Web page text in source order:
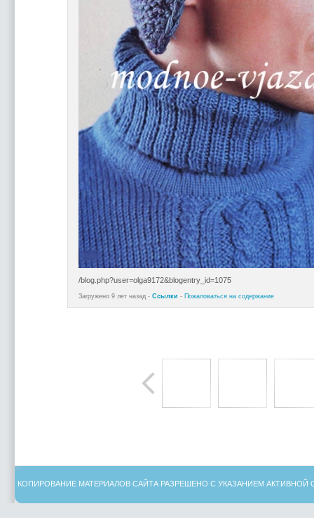
/blog.php?user=olga9172&blogentry_id=1075
Загружено 9 лет назад - Ссылки - Пожаловаться на содержание
КОПИРОВАНИЕ МАТЕРИАЛОВ САЙТА РАЗРЕШЕНО С УКАЗАНИЕМ АКТИВНОЙ